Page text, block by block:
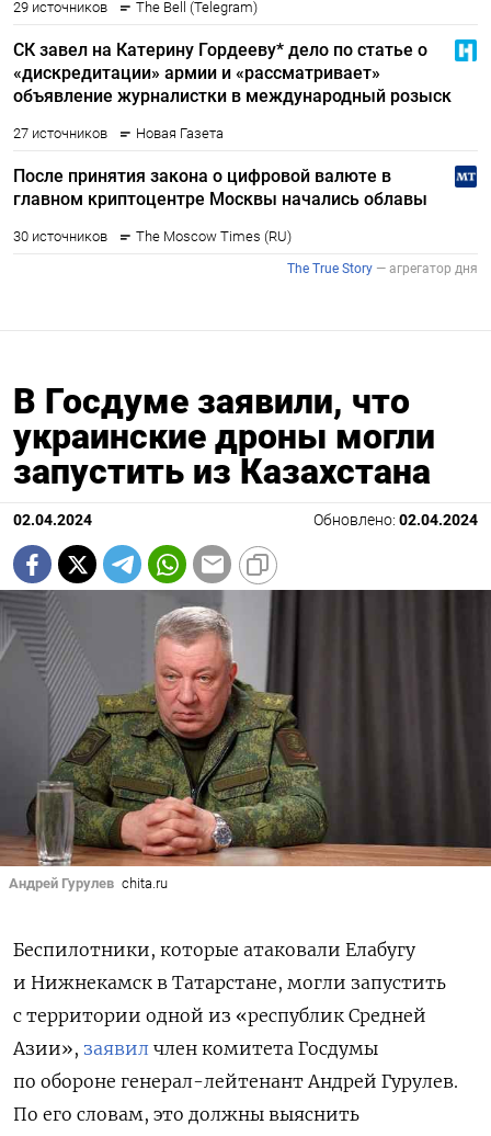
В Госдуме заявили, что
украинские дроны могли
запустить из Казахстана
02.04.2024 Обновлено: 02.04.2024
Андрей Гурулев chita.ru
Беспилотники, которые атаковали Елабугу
и Нижнекамск в Татарстане, могли запустить
с территории одной из «республик Средней
Азии», заявил член комитета Госдумы
по обороне генерал-лейтенант Андрей Гурулев.
По его словам, это должны выяснить